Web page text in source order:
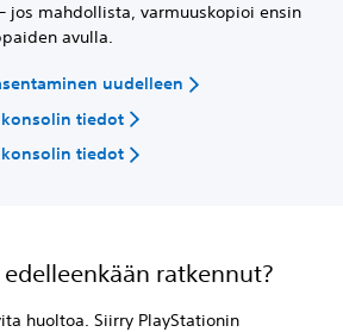
jos mahdollista, varmuuskopioi ensin
avulla.
uudelleen
tiedot
tiedot
ratkennut?
huoltoa. Siirry PlayStationin